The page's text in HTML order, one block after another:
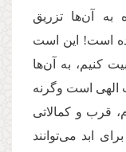
به آن‌ها تزریق
است! این است
کنیم، به آن‌ها
الهی است وگرنه
قرب و کمالاتی
ابد می‌توانند